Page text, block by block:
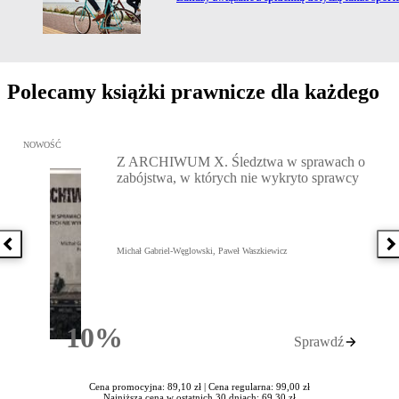
Polecamy książki prawnicze dla każdego
Poprzednia książka
Przejdź do: Z ARCHIWUM X. Śledztwa w sprawach o
NOWOŚĆ
10%Rabatu
Z ARCHIWUM X. Śledztwa w sprawach o
zabójstwa, w których nie wykryto sprawcy
Michał Gabriel-Węglowski, Paweł Waszkiewicz
Sprawdź
Cena promocyjna: 89,10 zł | Cena regularna: 99,00 zł
Najniższa cena w ostatnich 30 dniach: 69,30 zł